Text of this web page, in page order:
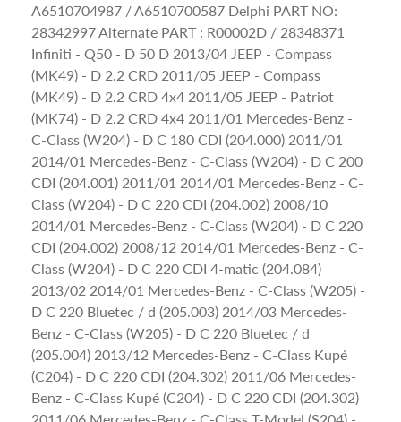
A6510704987 / A6510700587 Delphi PART NO:
28342997 Alternate PART : R00002D / 28348371
Infiniti - Q50 - D 50 D 2013/04 JEEP - Compass
(MK49) - D 2.2 CRD 2011/05 JEEP - Compass
(MK49) - D 2.2 CRD 4x4 2011/05 JEEP - Patriot
(MK74) - D 2.2 CRD 4x4 2011/01 Mercedes-Benz -
C-Class (W204) - D C 180 CDI (204.000) 2011/01
2014/01 Mercedes-Benz - C-Class (W204) - D C 200
CDI (204.001) 2011/01 2014/01 Mercedes-Benz - C-
Class (W204) - D C 220 CDI (204.002) 2008/10
2014/01 Mercedes-Benz - C-Class (W204) - D C 220
CDI (204.002) 2008/12 2014/01 Mercedes-Benz - C-
Class (W204) - D C 220 CDI 4-matic (204.084)
2013/02 2014/01 Mercedes-Benz - C-Class (W205) -
D C 220 Bluetec / d (205.003) 2014/03 Mercedes-
Benz - C-Class (W205) - D C 220 Bluetec / d
(205.004) 2013/12 Mercedes-Benz - C-Class Kupé
(C204) - D C 220 CDI (204.302) 2011/06 Mercedes-
Benz - C-Class Kupé (C204) - D C 220 CDI (204.302)
2011/06 Mercedes-Benz - C-Class T-Model (S204) -